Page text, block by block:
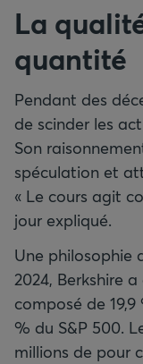
La
quantité
Pendant des
de scinder les
Son
spéculation et
« Le cours agit
jour expliqué.
Une philosophie
2024, Berkshire
composé de
% du S&P 500.
millions de pour